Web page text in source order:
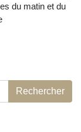
du matin et du